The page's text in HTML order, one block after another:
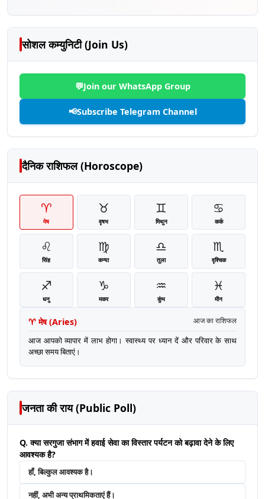
सोशल कम्युनिटी (Join Us)
💬Join our WhatsApp Group
📢Subscribe Telegram Channel
दैनिक राशिफल (Horoscope)
♈
मेष
♉
वृषभ
♊
मिथुन
♋
कर्क
♌
सिंह
♍
कन्या
♎
तुला
♏
वृश्चिक
♐
धनु
♑
मकर
♒
कुंभ
♓
मीन
♈ मेष(Aries) आज का राशिफल
आज आपको व्यापार में लाभ होगा। स्वास्थ्य पर ध्यान दें और परिवार के साथ
अच्छा समय बिताएं।
जनता की राय (Public Poll)
Q. क्या सरगुजा संभाग में हवाई सेवा का विस्तार पर्यटन को बढ़ावा देने के लिए
आवश्यक है?
हाँ, बिल्कुल आवश्यक है।
नहीं, अभी अन्य प्राथमिकताएं हैं।